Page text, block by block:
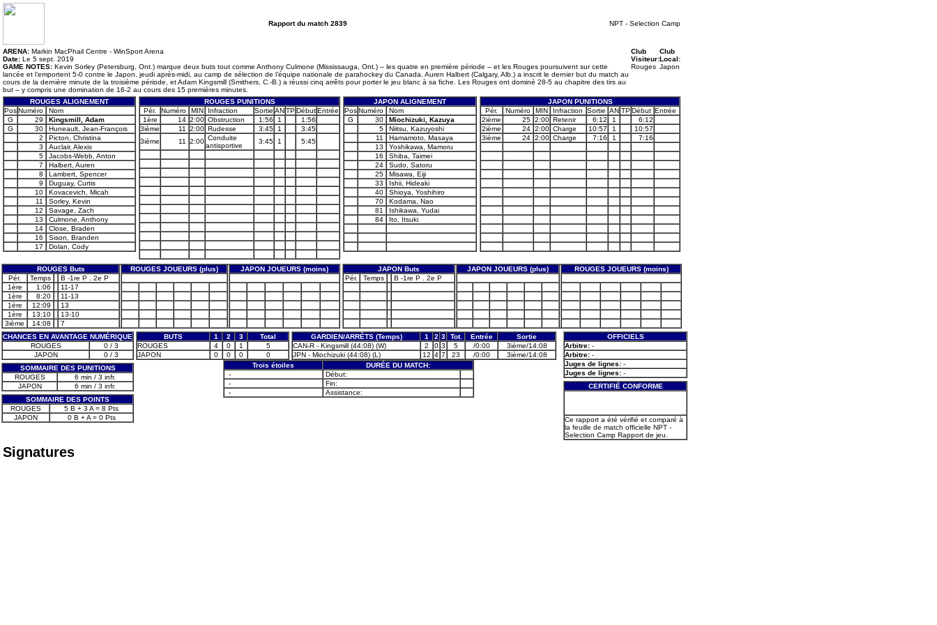
Rapport du match 2839 NPT - Selection Camp
ARENA: Markin MacPhail Centre - WinSport Arena
Date: Le 5 sept. 2019
GAME NOTES: Kevin Sorley (Petersburg, Ont.) marque deux buts tout comme Anthony Culmone (Mississauga, Ont.) – les quatre en première période – et les Rouges poursuivent sur cette
lancée et l’emportent 5-0 contre le Japon, jeudi après-midi, au camp de sélection de l’équipe nationale de parahockey du Canada. Auren Halbert (Calgary, Alb.) a inscrit le dernier but du match au
cours de la dernière minute de la troisième période, et Adam Kingsmill (Smithers, C.-B.) a réussi cinq arrêts pour porter le jeu blanc à sa fiche. Les Rouges ont dominé 28-5 au chapitre des tirs au
but – y compris une domination de 16-2 au cours des 15 premières minutes.
Club
Visiteur:
Rouges
Club
Local:
Japon
ROUGES ALIGNEMENT
PosNuméro
Nom
G
29
Kingsmill, Adam
G
30
Huneault, Jean-François
2
Picton, Christina
3
Auclair, Alexis
5
Jacobs-Webb, Anton
7
Halbert, Auren
8
Lambert, Spencer
9
Duguay, Curtis
10
Kovacevich, Micah
11
Sorley, Kevin
12
Savage, Zach
13
Culmone, Anthony
14
Close, Braden
16
Sison, Branden
17
Dolan, Cody
ROUGES PUNITIONS
Pér.
Numéro MIN Infraction Sortie ANTPDébutEntrée
1ère
14 2:00 Obstruction 1:56 1
1:56
3ième
11 2:00 Rudesse 3:45 1
3:45
3ième
11 2:00 Conduite
antisportive
3:45 1 5:45
JAPON ALIGNEMENT
PosNuméro
Nom
G
30
Miochizuki, Kazuya
5
Niitsu, Kazuyoshi
11
Hamamoto, Masaya
13
Yoshikawa, Mamoru
16
Shiba, Taimei
24
Sudo, Satoru
25
Misawa, Eiji
33
Ishii, Hideaki
40
Shioya, Yoshihiro
70
Kodama, Nao
81
Ishikawa, Yudai
84
Ito, Itsuki
JAPON PUNITIONS
Pér.
Numéro MIN Infraction Sortie AN TP Début Entrée
2ième
25 2:00 Retenir 6:12 1
6:12
2ième
24 2:00 Charge 10:57 1
10:57
3ième
24 2:00 Charge 7:16 1 7:16
ROUGES Buts ROUGES JOUEURS (plus)
JAPON JOUEURS (moins)
Pér.
Temps
B -1re P . 2e P
1ère
1:06
11-17
1ère
8:20
11-13
1ère
12:09
13
1ère
13:10
13-10
3ième
14:08 7
JAPON Buts JAPON JOUEURS (plus)
ROUGES JOUEURS (moins)
Pér.
Temps B -1re P . 2e P
CHANCES EN AVANTAGE NUMÉRIQUE
ROUGES
0 / 3
JAPON
0 / 3
SOMMAIRE DES PUNITIONS
ROUGES
6 min / 3 infr.
JAPON
6 min / 3 infr.
SOMMAIRE DES POINTS
ROUGES
5 B + 3 A = 8 Pts
JAPON
0 B + A = 0 Pts
BUTS 1 2 3
Total
ROUGES
4 0 1
5
JAPON
0 0 0 0
GARDIEN/ARRÊTS (Temps) 1 2 3 Tot. Entrée
Sortie
CAN-R - Kingsmill (44:08) (W)
2 0 3 5 /0:00
3ième/14:08
JPN - Miochizuki (44:08) (L)
12 4 7 23 /0:00
3ième/14:08
Trois étoiles
DURÉE DU MATCH:
-
Début:
-
Fin:
-
Assistance:
OFFICIELS
Arbitre: -
Arbitre: -
Juges de lignes: -
Juges de lignes: -
CERTIFIÉ CONFORME
Ce rapport a été vérifié et comparé à
la feuille de match officielle NPT -
Selection Camp Rapport de jeu.
Signatures